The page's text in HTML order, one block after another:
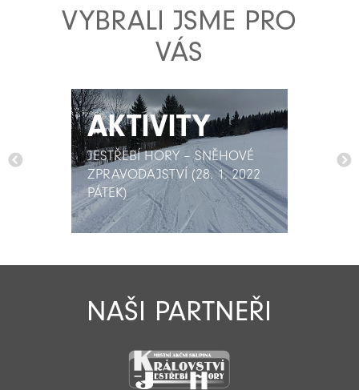
VYBRALI JSME PRO
VÁS
AKTIVITY
JESTŘEBÍ HORY – SNĚHOVÉ
ZPRAVODAJSTVÍ (28. 1. 2022
PÁTEK)
AKTIVITY
JESTŘEBÍ HORY – SNĚHOVÉ
ZPRAVODAJSTVÍ (28. 1. 2022
PÁTEK)
NAŠI PARTNEŘI